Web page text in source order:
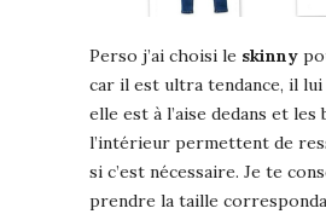
Perso j’ai choisi le skinny
car il est ultra tendance, il lui
elle est à l’aise dedans et les
l’intérieur permettent de
si c’est nécessaire. Je te
prendre la taille